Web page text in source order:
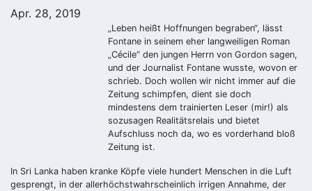
Apr. 28, 2019
„Leben heißt Hoffnungen begraben“, lässt
Fontane in seinem eher langweiligen Roman
„Cécile“ den jungen Herrn von Gordon sagen,
und der Journalist Fontane wusste, wovon er
schrieb. Doch wollen wir nicht immer auf die
Zeitung schimpfen, dient sie doch
mindestens dem trainierten Leser (mir!) als
sozusagen Realitätsrelais und bietet
Aufschluss noch da, wo es vorderhand bloß
Zeitung ist.
In Sri Lanka haben kranke Köpfe viele hundert Menschen in die Luft
gesprengt, in der allerhöchstwahrscheinlich irrigen Annahme, der